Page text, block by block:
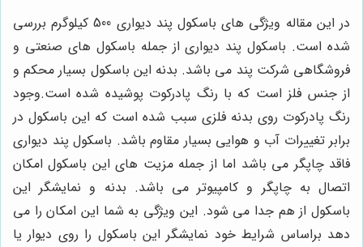
در این مقاله ویژگی های باسکول پند دیواری 500 کیلوگرم بررسی
شده است. باسکول پند دیواری از جمله باسکول های صنعتی و
فروشگاهی شرکت پند می باشد. بدنه این باسکول بسیار محکم و
از جنس فلز است که با رنگ پادرکوت پوشیده شده است.وجود
رنگ پادرکوت روی بدنه فلزی سبب شده است که این باسکول در
برابر تغییرات آب و هوایی بسیار مقاوم باشد. باسکول پند دیواری
فاقد چاپگر می باشد اما از جمله مزیت های این باسکول امکان
اتصال به چاپگر و کامپیوتر می باشد. بدنه و نمایشگر این
باسکول از هم جدا می شود. این ویژگی به شما این امکان را می
دهد براساس شرایط خود نمایشگر این باسکول را روی دیوار یا